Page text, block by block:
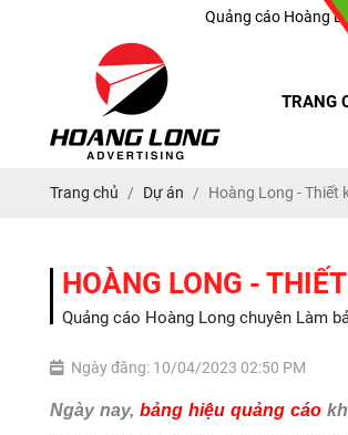
Quảng cáo Hoàng Long chuyên
TRANG
Trang chủ Dự án Hoàng Long - Thiết
HOÀNG LONG -
Quảng cáo Hoàng Long chuyên Làm
Ngày đăng: 10/04/2023 02:50 PM
Ngày nay, bảng hiệu quảng cáo